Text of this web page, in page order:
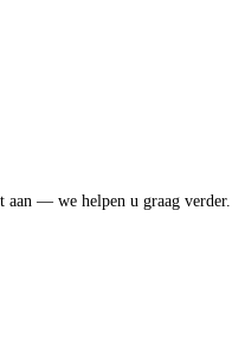
aan — we helpen u graag verder.